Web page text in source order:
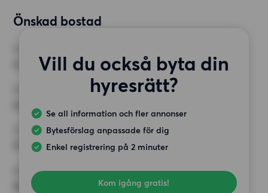
Önskad bostad
Vill du också byta din
hyresrätt?
Se all information och fler annonser
Bytesförslag anpassade för dig
Enkel registrering på 2 minuter
Kom igång gratis!
MINST ANTAL KVADRATMETER
HÖGSTA HYRA
11 000 kr
Hiss